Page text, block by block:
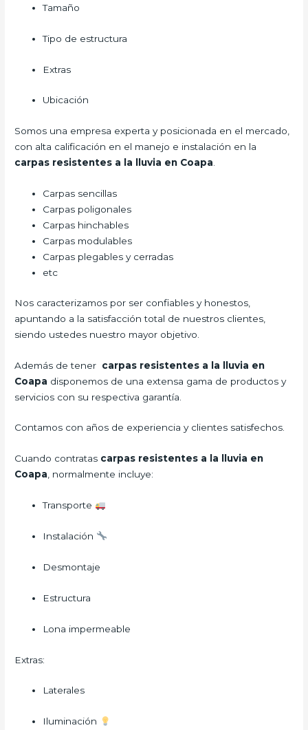
Tamaño
Tipo de estructura
Extras
Ubicación
Somos una empresa experta y posicionada en el mercado,
con alta calificación en el manejo e instalación en la
carpas resistentes a la lluvia en Coapa.
Carpas sencillas
Carpas poligonales
Carpas hinchables
Carpas modulables
Carpas plegables y cerradas
etc
Nos caracterizamos por ser confiables y honestos,
apuntando a la satisfacción total de nuestros clientes,
siendo ustedes nuestro mayor objetivo.
Además de tener carpas resistentes a la lluvia en
Coapa disponemos de una extensa gama de productos y
servicios con su respectiva garantía.
Contamos con años de experiencia y clientes satisfechos.
Cuando contratas carpas resistentes a la lluvia en
Coapa, normalmente incluye:
Transporte
Instalación
Desmontaje
Estructura
Lona impermeable
Extras:
Laterales
Iluminación